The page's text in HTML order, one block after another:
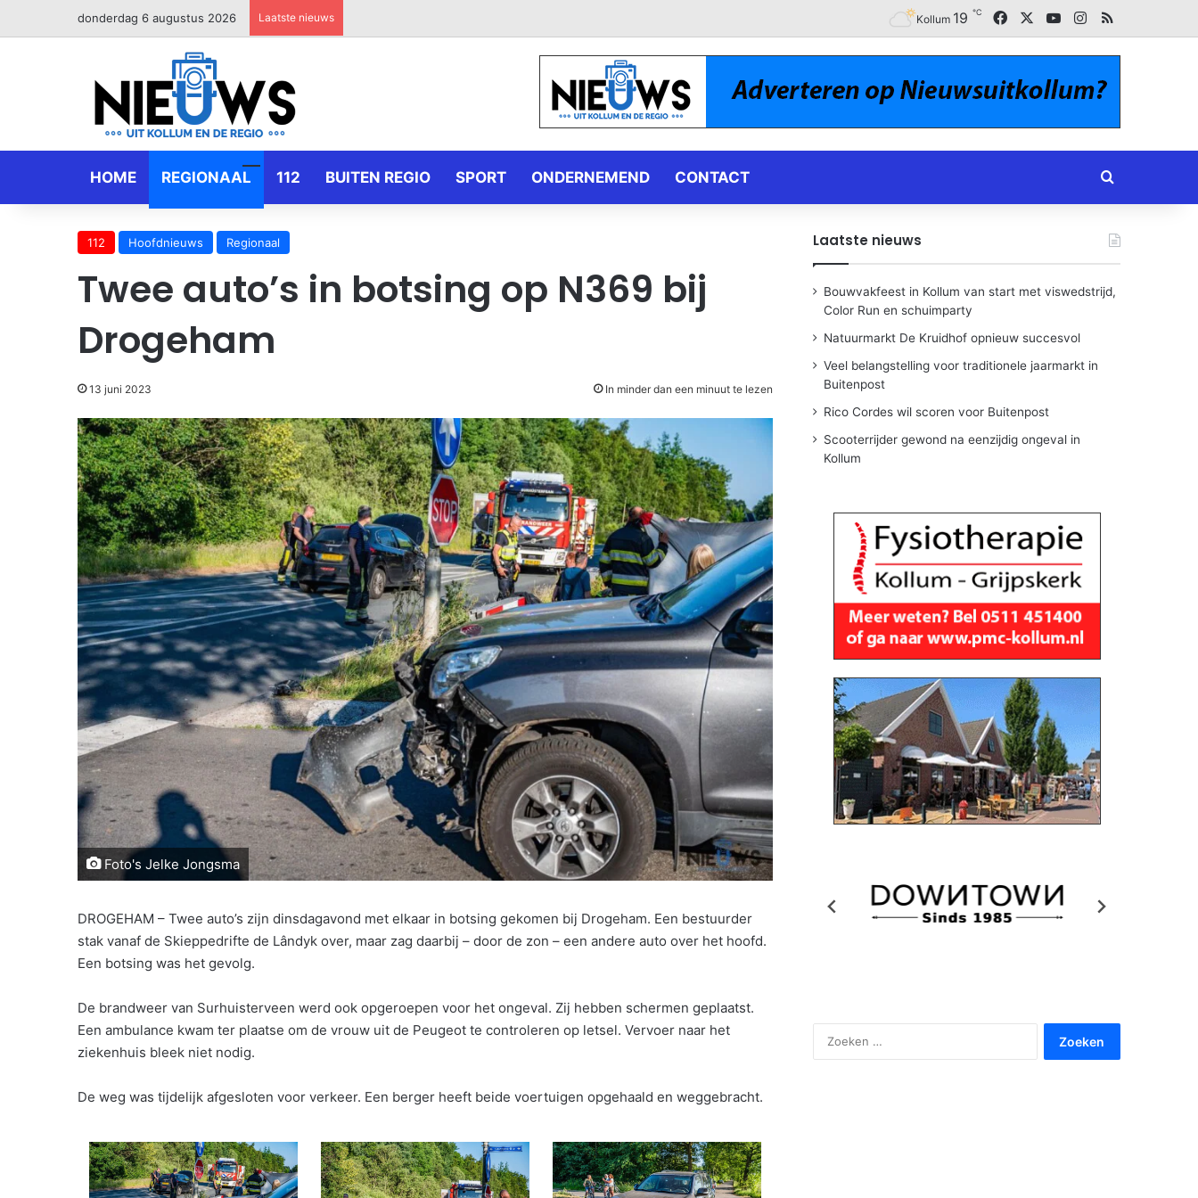
donderdag 6 augustus 2026 Laatste nieuws Kollum 19 ℃ FacebookYouTubeInstagram
RSS
HOME REGIONAAL 112 BUITEN REGIO SPORT ONDERNEMEND CONTACT Zoeken naar
112 Hoofdnieuws Regionaal
Twee auto’s in botsing op N369 bij
Drogeham
13 juni 2023 In minder dan een minuut te lezen
Foto's Jelke Jongsma
DROGEHAM – Twee auto’s zijn dinsdagavond met elkaar in botsing gekomen bij Drogeham. Een bestuurder
stak vanaf de Skieppedrifte de Lândyk over, maar zag daarbij – door de zon – een andere auto over het hoofd.
Een botsing was het gevolg.
De brandweer van Surhuisterveen werd ook opgeroepen voor het ongeval. Zij hebben schermen geplaatst.
Een ambulance kwam ter plaatse om de vrouw uit de Peugeot te controleren op letsel. Vervoer naar het
ziekenhuis bleek niet nodig.
De weg was tijdelijk afgesloten voor verkeer. Een berger heeft beide voertuigen opgehaald en weggebracht.
Laatste nieuws
Bouwvakfeest in Kollum van start met viswedstrijd,
Color Run en schuimparty
Natuurmarkt De Kruidhof opnieuw succesvol
Veel belangstelling voor traditionele jaarmarkt in
Buitenpost
Rico Cordes wil scoren voor Buitenpost
Scooterrijder gewond na eenzijdig ongeval in
Kollum
naar: